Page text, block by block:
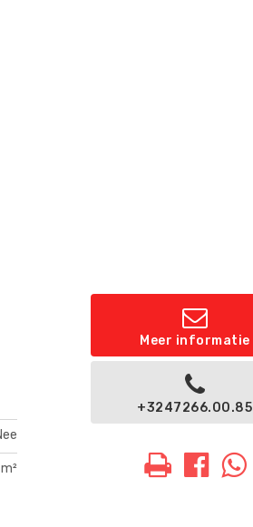
Meer informatie
+3247266.00.85